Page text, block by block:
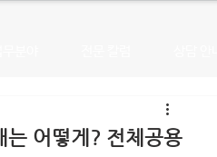
는 어떻게? 전체공용